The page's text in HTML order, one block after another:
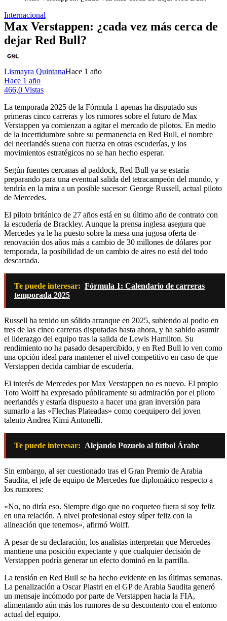
Internacional
Max Verstappen: ¿cada vez más cerca de
dejar Red Bull?
Lismayra QuintanaHace 1 año
Hace 1 año
466,0 Vistas
La temporada 2025 de la Fórmula 1 apenas ha disputado sus
primeras cinco carreras y los rumores sobre el futuro de Max
Verstappen ya comienzan a agitar el mercado de pilotos. En medio
de la incertidumbre sobre su permanencia en Red Bull, el nombre
del neerlandés suena con fuerza en otras escuderías, y los
movimientos estratégicos no se han hecho esperar.
Según fuentes cercanas al paddock, Red Bull ya se estaría
preparando para una eventual salida del tetracampeón del mundo, y
tendría en la mira a un posible sucesor: George Russell, actual piloto
de Mercedes.
El piloto británico de 27 años está en su último año de contrato con
la escudería de Brackley. Aunque la prensa inglesa asegura que
Mercedes ya le ha puesto sobre la mesa una jugosa oferta de
renovación dos años más a cambio de 30 millones de dólares por
temporada, la posibilidad de un cambio de aires no está del todo
descartada.
Te puede interesar: Fórmula 1: Calendario de carreras
temporada 2025
Russell ha tenido un sólido arranque en 2025, subiendo al podio en
tres de las cinco carreras disputadas hasta ahora, y ha sabido asumir
el liderazgo del equipo tras la salida de Lewis Hamilton. Su
rendimiento no ha pasado desapercibido, y en Red Bull lo ven como
una opción ideal para mantener el nivel competitivo en caso de que
Verstappen decida cambiar de escudería.
El interés de Mercedes por Max Verstappen no es nuevo. El propio
Toto Wolff ha expresado públicamente su admiración por el piloto
neerlandés y estaría dispuesto a hacer una gran inversión para
sumarlo a las «Flechas Plateadas» como coequipero del joven
talento Andrea Kimi Antonelli.
Te puede interesar: Alejando Pozuelo al fútbol Árabe
Sin embargo, al ser cuestionado tras el Gran Premio de Arabia
Saudita, el jefe de equipo de Mercedes fue diplomático respecto a
los rumores:
«No, no diría eso. Siempre digo que no coqueteo fuera si soy feliz
en una relación. A nivel profesional estoy súper feliz con la
alineación que tenemos», afirmó Wolff.
A pesar de su declaración, los analistas interpretan que Mercedes
mantiene una posición expectante y que cualquier decisión de
Verstappen podría generar un efecto dominó en la parrilla.
La tensión en Red Bull se ha hecho evidente en las últimas semanas.
La penalización a Oscar Piastri en el GP de Arabia Saudita generó
un mensaje incómodo por parte de Verstappen hacia la FIA,
alimentando aún más los rumores de su descontento con el entorno
actual del equipo.